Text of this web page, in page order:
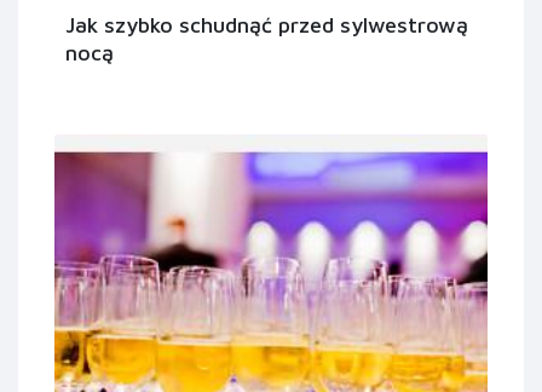
Jak szybko schudnąć przed sylwestrową
nocą